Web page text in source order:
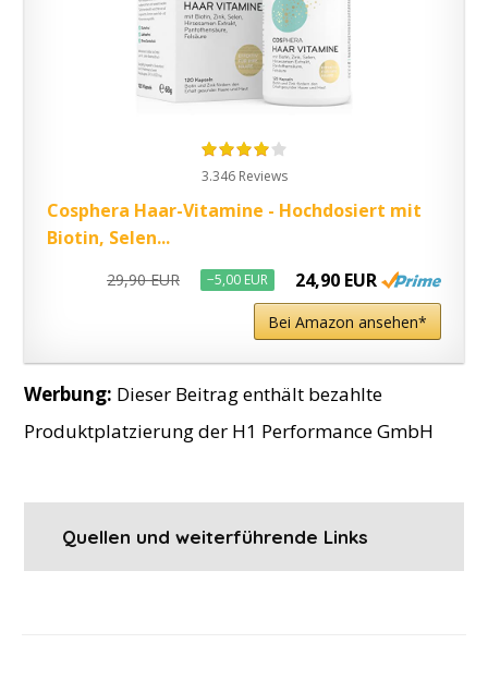
3.346 Reviews
Cosphera Haar-Vitamine - Hochdosiert mit
Biotin, Selen...
29,90 EUR −5,00 EUR 24,90 EUR
Bei Amazon ansehen*
Werbung: Dieser Beitrag enthält bezahlte
Produktplatzierung der H1 Performance GmbH
​Quellen und weiterführende Links